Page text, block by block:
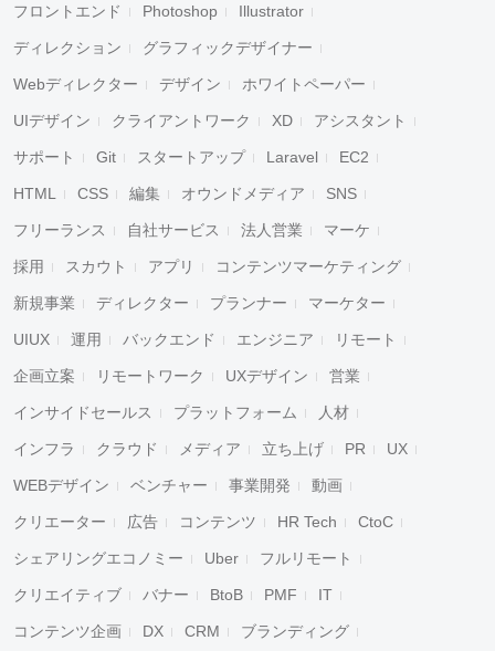
フロントエンド Photoshop Illustrator
ディレクション グラフィックデザイナー
Webディレクター デザイン ホワイトペーパー
UIデザイン クライアントワーク XD アシスタント
サポート Git スタートアップ Laravel EC2
HTML CSS 編集 オウンドメディア SNS
フリーランス 自社サービス 法人営業 マーケ
採用 スカウト アプリ コンテンツマーケティング
新規事業 ディレクター プランナー マーケター
UIUX 運用 バックエンド エンジニア リモート
企画立案 リモートワーク UXデザイン 営業
インサイドセールス プラットフォーム 人材
インフラ クラウド メディア 立ち上げ PR UX
WEBデザイン ベンチャー 事業開発 動画
クリエーター 広告 コンテンツ HR Tech CtoC
シェアリングエコノミー Uber フルリモート
クリエイティブ バナー BtoB PMF IT
コンテンツ企画 DX CRM ブランディング